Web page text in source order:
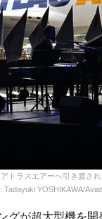
トラスエアーへ引き渡さ
Tadayuki YOSHIKAWA/
が超大型機を開